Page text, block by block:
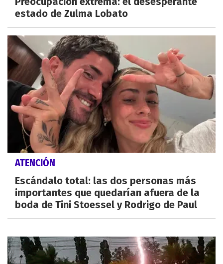
estado de Zulma Lobato
ATENCIÓN
Escándalo total: las dos personas más
importantes que quedarían afuera de la
boda de Tini Stoessel y Rodrigo de Paul